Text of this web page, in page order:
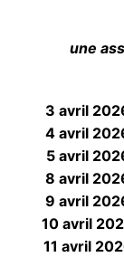
une
3 avril
4 avril
5 avril
8 avril
9 avril
10 avril
11 avril